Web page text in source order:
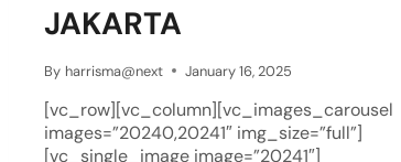
JAKARTA
By harrisma@next January 16, 2025
[vc_row][vc_column][vc_images_carousel
images=”20240,20241″ img_size=”full”]
[vc_single_image image=”20241″]